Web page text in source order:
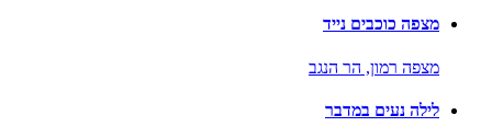
מצפה כוכבים נייד
מצפה רמון, הר הנגב
לילה נעים במדבר